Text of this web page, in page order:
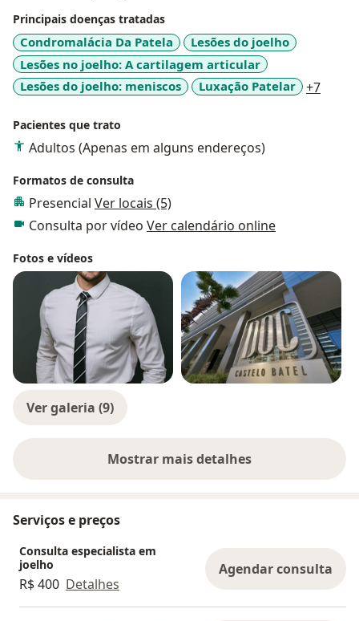
Principais doenças tratadas
Condromalácia Da Patela
Lesões do joelho
Lesões no joelho: A cartilagem articular
Lesões do joelho: meniscos
Luxação Patelar +7
Pacientes que trato
Adultos (Apenas em alguns endereços)
Formatos de consulta
Presencial Ver locais (5)
Consulta por vídeo Ver calendário online
Fotos e vídeos
Ver galeria (9)
Mostrar mais detalhes
sobre a experiência
Serviços e preços
Consulta especialista em
joelho
R$ 400 Detalhes
Agendar consulta